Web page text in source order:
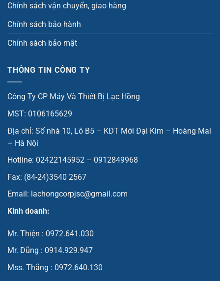
Chính sách vận chuyển, giao hàng
Chính sách bảo hành
Chính sách bảo mật
THÔNG TIN CÔNG TY
Công Ty CP Máy Và Thiết Bị Lạc Hồng
MST: 0106165629
Địa chỉ: Số nhà 10, Lô B5 – KĐT Mới Đại Kim – Hoàng Mai
– Hà Nội
Hotline: 02422145952 – 0912849968
Fax: (84-24)3540 2567
Email: lachongcorpjsc@gmail.com
Kinh doanh:
Mr. Thiện : 0972.641.030
Mr. Dũng : 0914.929.947
Mss. Thắng : 0972.640.130